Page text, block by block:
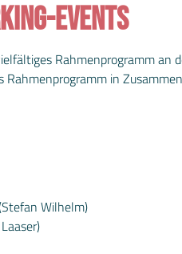
EVENTS
Rahmenprogramm an
in
Wilhelm)